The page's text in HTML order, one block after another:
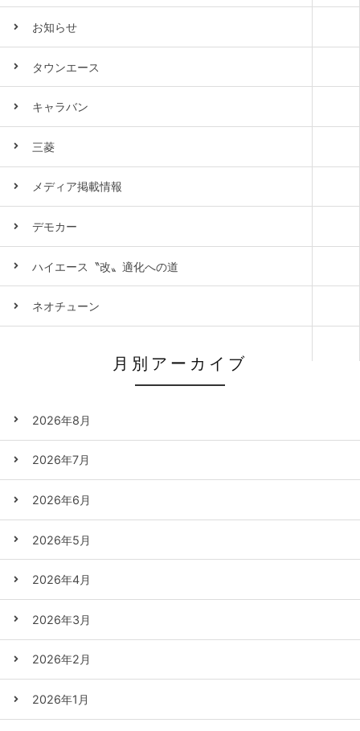
お知らせ
タウンエース
キャラバン
三菱
メディア掲載情報
デモカー
ハイエース〝改〟適化への道
ネオチューン
月別アーカイブ
2026年8月
2026年7月
2026年6月
2026年5月
2026年4月
2026年3月
2026年2月
2026年1月